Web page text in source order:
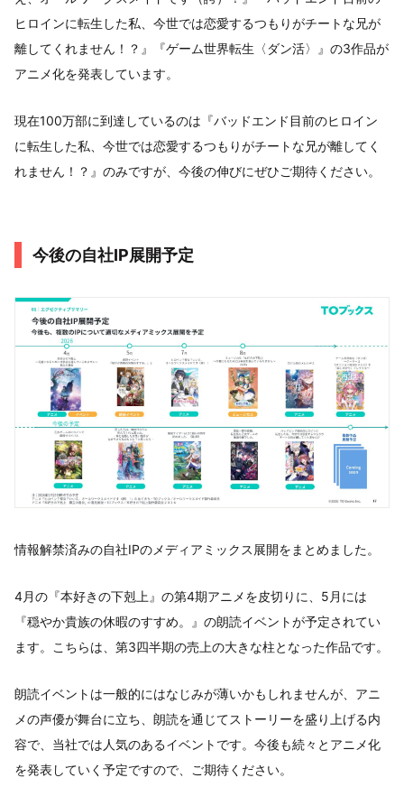
ヒロインに転生した私、今世では恋愛するつもりがチートな兄が
離してくれません！？』『ゲーム世界転生〈ダン活〉』の3作品が
アニメ化を発表しています。
現在100万部に到達しているのは『バッドエンド目前のヒロイン
に転生した私、今世では恋愛するつもりがチートな兄が離してく
れません！？』のみですが、今後の伸びにぜひご期待ください。
今後の自社IP展開予定
情報解禁済みの自社IPのメディアミックス展開をまとめました。
4月の『本好きの下剋上』の第4期アニメを皮切りに、5月には
『穏やか貴族の休暇のすすめ。』の朗読イベントが予定されてい
ます。こちらは、第3四半期の売上の大きな柱となった作品です。
朗読イベントは一般的にはなじみが薄いかもしれませんが、アニ
メの声優が舞台に立ち、朗読を通じてストーリーを盛り上げる内
容で、当社では人気のあるイベントです。今後も続々とアニメ化
を発表していく予定ですので、ご期待ください。